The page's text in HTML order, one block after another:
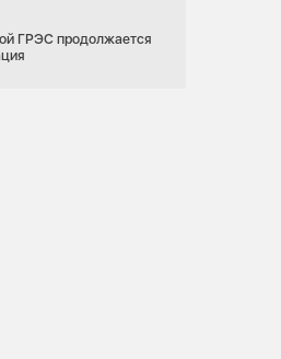
ГРЭС продолжается